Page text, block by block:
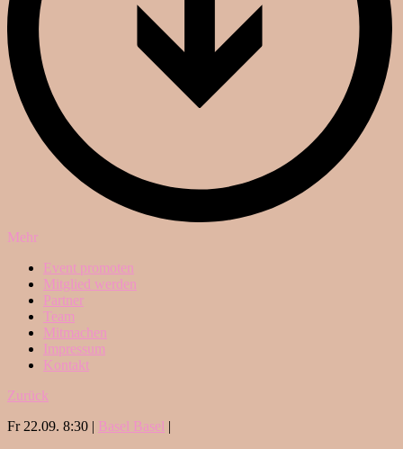
Mehr
Event promoten
Mitglied werden
Partner
Team
Mitmachen
Impressum
Kontakt
Zurück
Fr 22.09. 8:30 | Basel Basel |